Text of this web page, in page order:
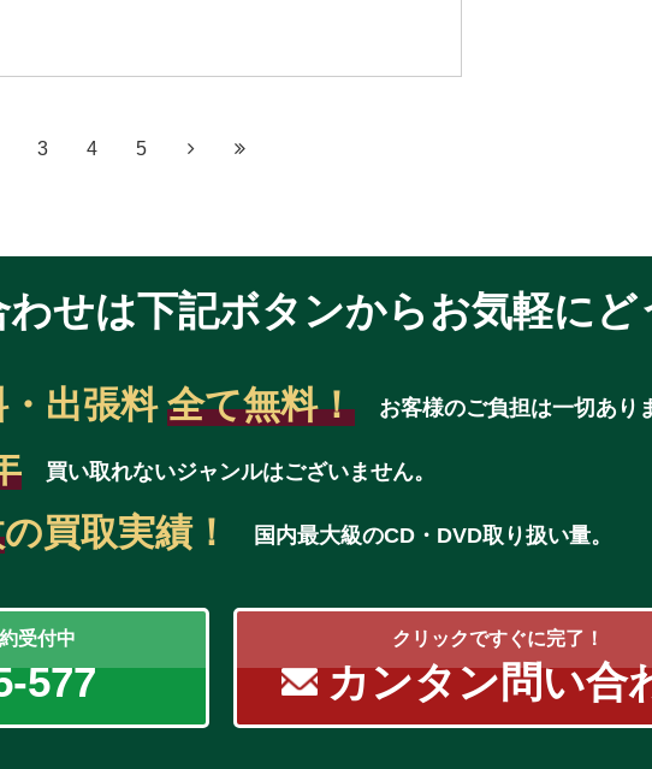
3 4 5
わせは下記ボタンからお気軽にど
出張料 全て無料！ お客様のご負担は一切あり
買い取れないジャンルはございません。
の買取実績！ 国内最大級のCD・DVD取り扱い量。
受付中
577
クリックですぐに完了！
カンタン問い合